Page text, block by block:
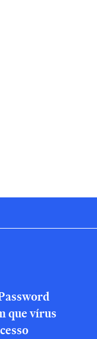
que vírus